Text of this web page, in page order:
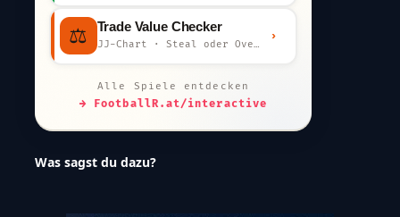
⚖️ Trade Value Checker
JJ-Chart · Steal oder Overpay?
›
Alle Spiele entdecken
→ FootballR.at/interactive
Was sagst du dazu?